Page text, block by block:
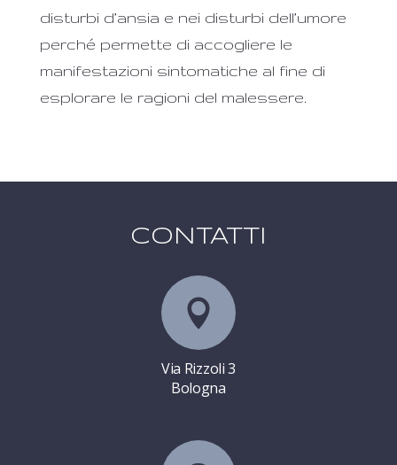
disturbi d’ansia e nei disturbi dell’umore
perché permette di accogliere le
manifestazioni sintomatiche al fine di
esplorare le ragioni del malessere.
CONTATTI

Via Rizzoli 3
Bologna